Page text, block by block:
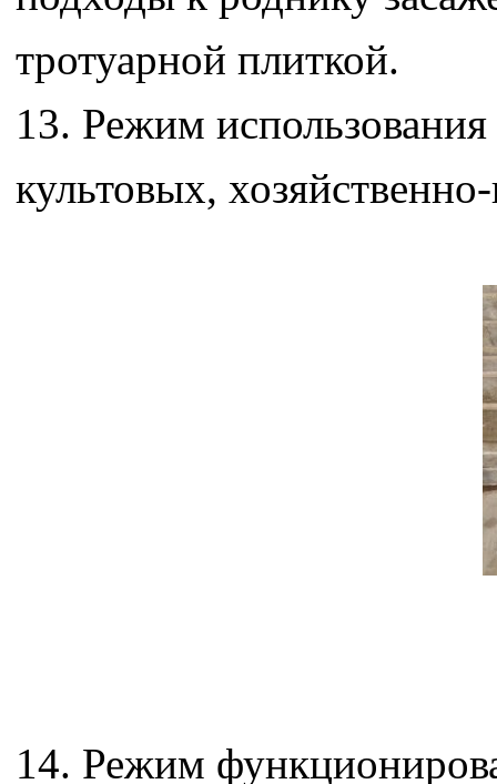
тротуарной плиткой.
13. Режим
культовых,
14. Режим